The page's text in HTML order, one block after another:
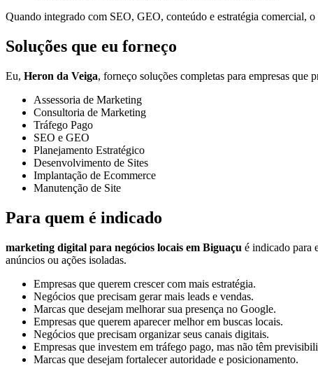
Quando integrado com SEO, GEO, conteúdo e estratégia comercial,
Soluções que eu forneço
Eu, Heron da Veiga, forneço soluções completas para empresas que
Assessoria de Marketing
Consultoria de Marketing
Tráfego Pago
SEO e GEO
Planejamento Estratégico
Desenvolvimento de Sites
Implantação de Ecommerce
Manutenção de Site
Para quem é indicado
marketing digital para negócios locais em Biguaçu é indicado para
anúncios ou ações isoladas.
Empresas que querem crescer com mais estratégia.
Negócios que precisam gerar mais leads e vendas.
Marcas que desejam melhorar sua presença no Google.
Empresas que querem aparecer melhor em buscas locais.
Negócios que precisam organizar seus canais digitais.
Empresas que investem em tráfego pago, mas não têm
Marcas que desejam fortalecer autoridade e posicionamento.